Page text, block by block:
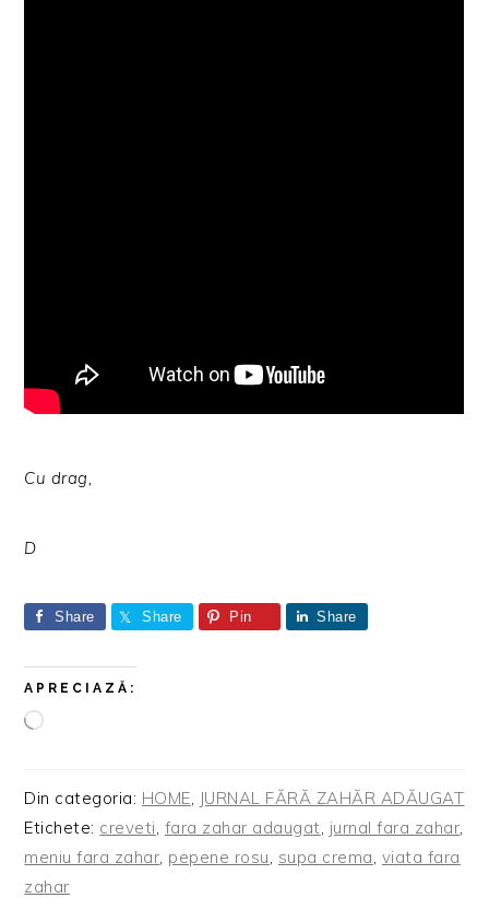
Cu drag,
D
Share Share Pin Share
APRECIAZĂ:
Încarc...
Din categoria: HOME JURNAL FĂRĂ ZAHĂR ADĂUGAT
Etichete: creveti fara zahar adaugat jurnal fara zahar
meniu fara zahar pepene rosu supa crema viata fara
zahar